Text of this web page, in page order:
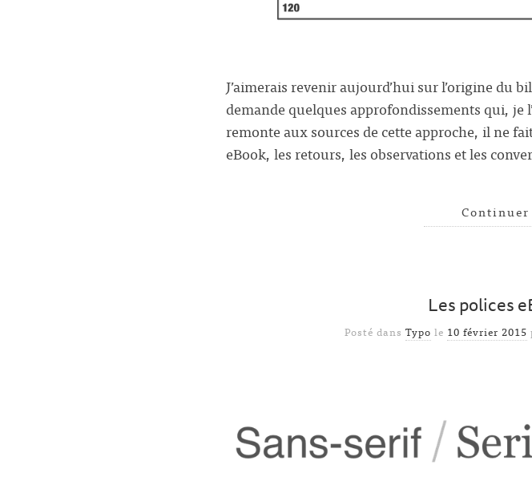
J’aimerais revenir aujourd’hui sur l’origine du
demande quelques approfondissements qui, je
remonte aux sources de cette approche, il ne
eBook, les retours, les observations et les
Les polices
Posté dansTypo le 10 février 2015